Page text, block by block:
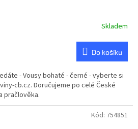
Skladem
Do košíku
- Vousy bohaté - černé - vyberte si
cb.cz. Doručujeme po celé České
pračlověka.
Kód: 754851